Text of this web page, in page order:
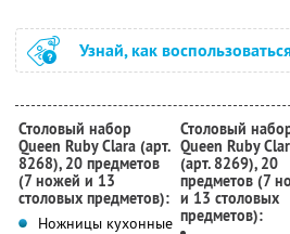
Узнай, как
Столовый набор
Queen Ruby Clara (арт.
8268), 20 предметов
(7 ножей и 13
столовых предметов):
Ножницы кухонные
Столовый
Queen Ruby
(арт. 8269), 20
предметов (7
и 13 столовых
предметов):